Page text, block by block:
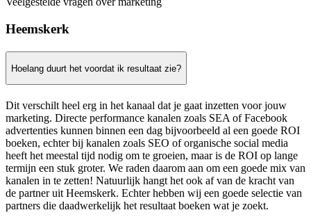
Heemskerk
Hoelang duurt het voordat ik resultaat zie?
Dit verschilt heel erg in het kanaal dat je gaat inzetten voor jouw
marketing. Directe performance kanalen zoals SEA of Facebook
advertenties kunnen binnen een dag bijvoorbeeld al een goede ROI
boeken, echter bij kanalen zoals SEO of organische social media
heeft het meestal tijd nodig om te groeien, maar is de ROI op lange
termijn een stuk groter. We raden daarom aan om een goede mix van
kanalen in te zetten! Natuurlijk hangt het ook af van de kracht van
de partner uit Heemskerk. Echter hebben wij een goede selectie van
partners die daadwerkelijk het resultaat boeken wat je zoekt.